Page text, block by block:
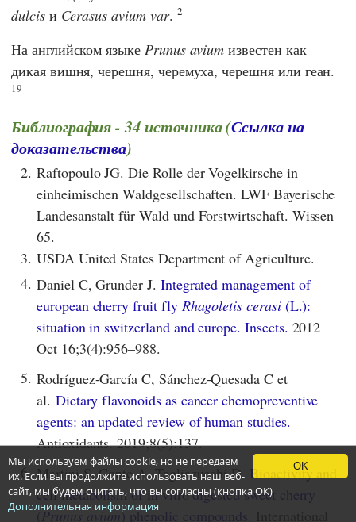
dulcisи Cerasus avium var. 2
На английском языке Prunus avium известен как
дикая вишня, черешня, черемуха, черешня или геан.
19
Библиография - 34 источника (Ссылка на
доказательства)
2. Raftopoulo JG. Die Rolle der Vogelkirsche in
einheimischen Waldgesellschaften. LWF Bayerische
Landesanstalt für Wald und Forstwirtschaft. Wissen
65.
3. USDA United States Department of Agriculture.
4. Daniel C, Grunder J. Integrated management of
european cherry fruit fly Rhagoletis cerasi(L.):
situation in switzerland and europe. Insects. 2012
Oct 16;3(4):956–988.
5. Rodríguez-García C, Sánchez-Quesada C et
al. Dietary flavonoids as cancer chemopreventive
agents: an updated review of human studies.
Antioxidants. 2019;8(5):137.
6. Martini S, Conte A, Tagliazucchi D. Bioactivity and
cell metabolism of in vitro digested sweet cherry
(Prunus avium) phenolic compounds.
OK
Мы используем файлы cookie, но не передаем
их. Если вы продолжите использовать наш веб-
сайт, мы будем считать, что вы согласны (кнопка ОК)
Дополнительная информация